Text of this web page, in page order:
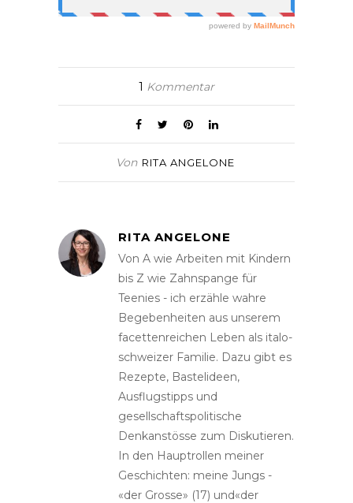
1 Kommentar
Von RITA ANGELONE
RITA ANGELONE
Von A wie Arbeiten mit Kindern
bis Z wie Zahnspange für
Teenies - ich erzähle wahre
Begebenheiten aus unserem
facettenreichen Leben als italo-
schweizer Familie. Dazu gibt es
Rezepte, Bastelideen,
Ausflugstipps und
gesellschaftspolitische
Denkanstösse zum Diskutieren.
In den Hauptrollen meiner
Geschichten: meine Jungs -
«der Grosse» (17) und«der